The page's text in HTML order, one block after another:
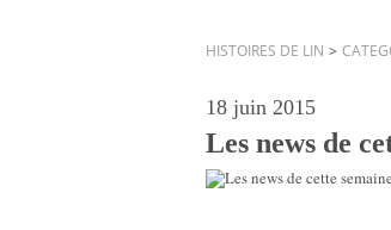
HISTOIRES DE LIN >
18 juin 2015
Les news de